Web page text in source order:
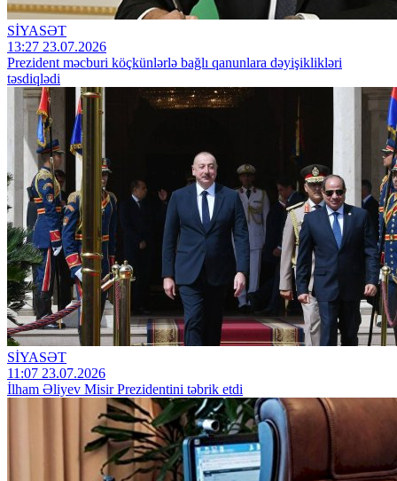
SİYASƏT
13:27 23.07.2026
Prezident məcburi köçkünlərlə bağlı qanunlara dəyişiklikləri
təsdiqlədi
SİYASƏT
11:07 23.07.2026
İlham Əliyev Misir Prezidentini təbrik etdi